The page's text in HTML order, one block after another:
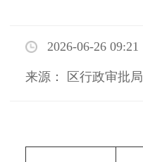
2026-06-26 09:21
来源： 区行政审批局